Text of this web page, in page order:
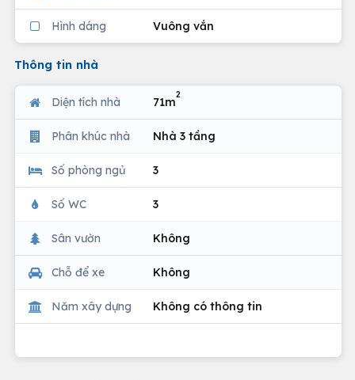
Hình dáng Vuông vắn
Thông tin nhà
Diện tích nhà 71m
2
Phân khúc nhà Nhà 3 tầng
Số phòng ngủ 3
Số WC 3
Sân vườn Không
Chỗ để xe Không
Năm xây dựng Không có thông tin